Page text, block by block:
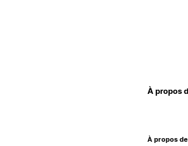
À propos
À propos